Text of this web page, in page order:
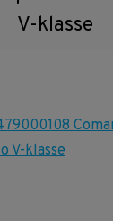
V-klasse